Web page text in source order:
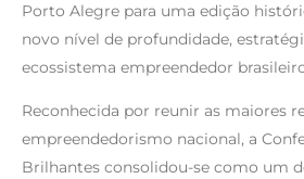
Porto Alegre para uma edição
novo nível de profundidade,
ecossistema empreendedor
Reconhecida por reunir as maiores
empreendedorismo nacional, a
Brilhantes consolidou-se como um